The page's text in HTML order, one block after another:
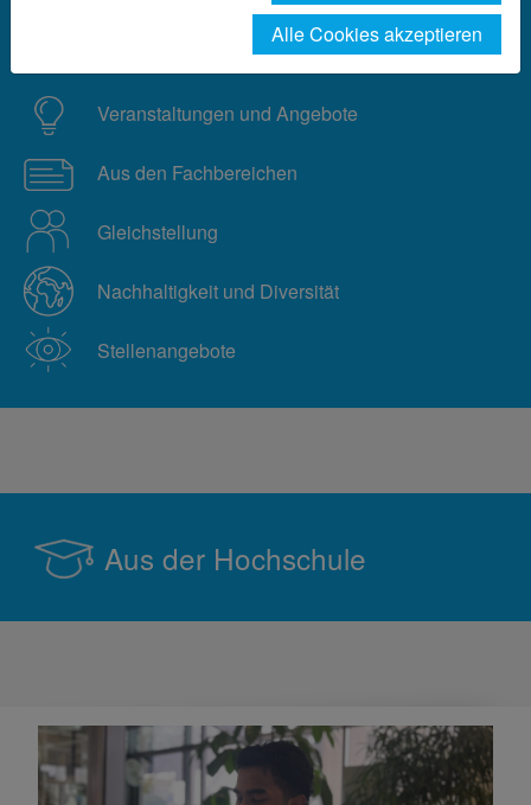
Aus der Hochschule
Veranstaltungen und Angebote
Aus den Fachbereichen
Gleichstellung
Nachhaltigkeit und Diversität
Stellenangebote
Aus der Hochschule
Alle Cookies akzeptieren